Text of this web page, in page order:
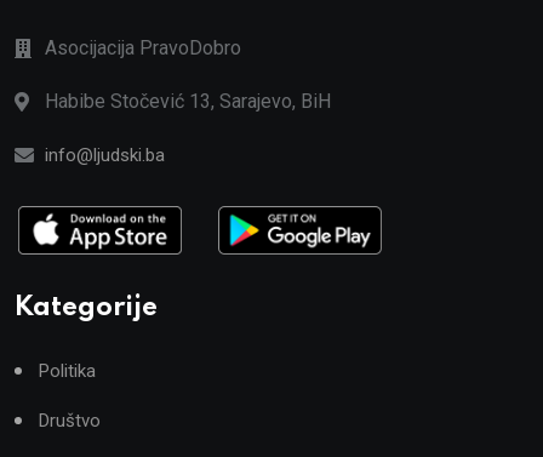
Asocijacija PravoDobro
Habibe Stočević 13, Sarajevo, BiH
info@ljudski.ba
Kategorije
Politika
Društvo